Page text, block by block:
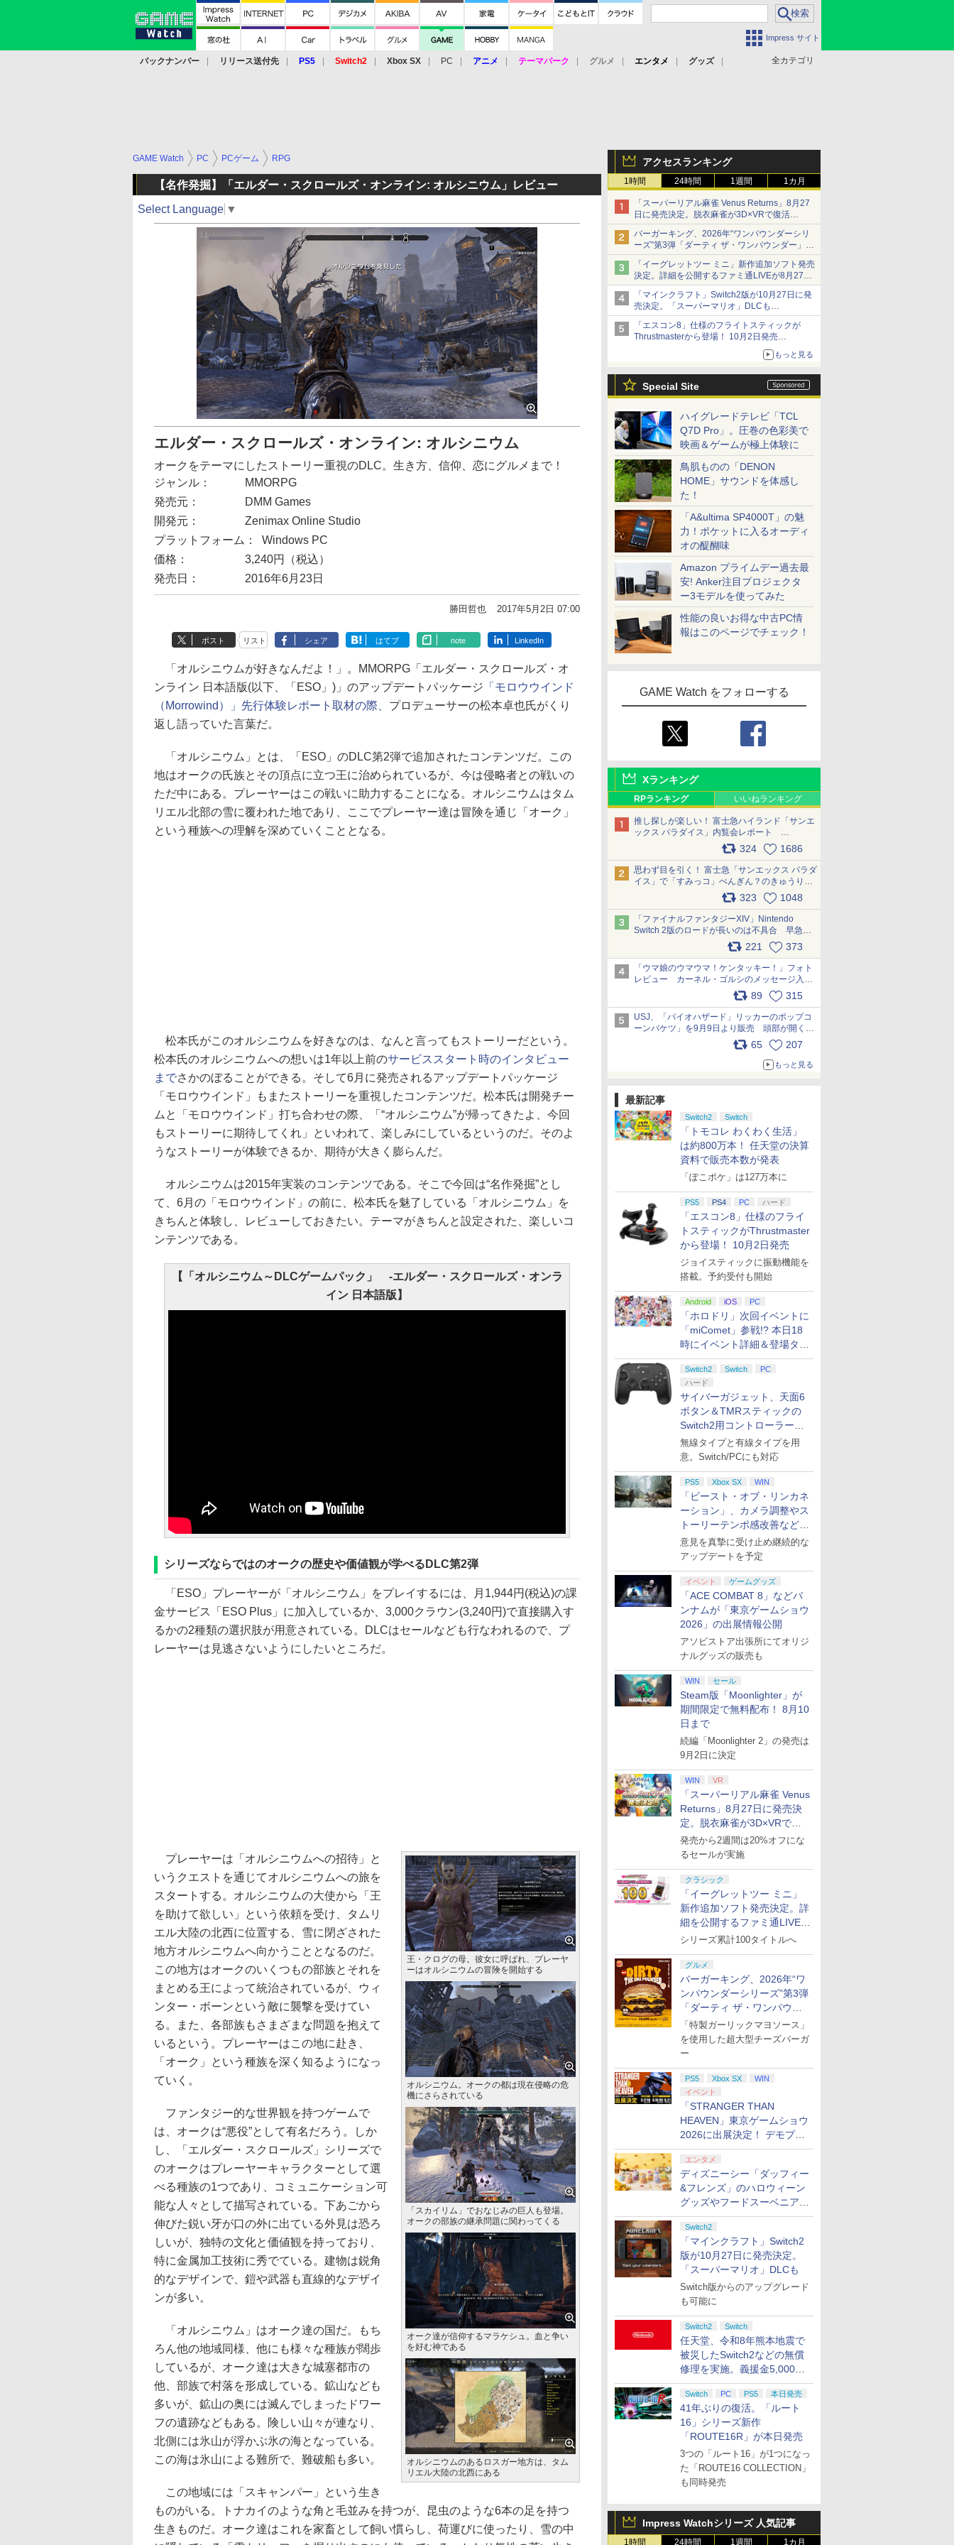
Impress サイト
全カテゴリ
バックナンバー リリース送付先 PS5 Switch2 Xbox SX PC アニメ テーマパーク グルメ エンタメ
グッズ
アクセスランキング
1時間 24時間 1週間 1カ月
「スーパーリアル麻雀 Venus Returns」8月27
日に発売決定。脱衣麻雀が3D×VRで復活
発売から2週間は20%オフになるセールが実施
バーガーキング、2026年“ワンパウンダーシリ
ーズ”第3弾「ダーティ ザ・ワンパウンダー」を
8月7日発売
「特製ガーリックマヨソース」を使用した超大
型チーズバーガー
「イーグレットツー ミニ」新作追加ソフト発売
決定。詳細を公開するファミ通LIVEが8月27日
20時から配信
シリーズ累計100タイトルへ
「マインクラフト」Switch2版が10月27日に発
売決定。「スーパーマリオ」DLCも
Switch版からのアップグレードも可能に
「エスコン8」仕様のフライトスティックが
Thrustmasterから登場！ 10月2日発売
ジョイスティックに振動機能を搭載。予約受付
もっと見る
Special Site
ハイグレードテレビ「TCL
Q7D Pro」。圧巻の色彩美で
映画＆ゲームが極上体験に
鳥肌ものの「DENON
HOME」サウンドを体感し
た！
「A&ultima SP4000T」の魅
力！ポケットに入るオーディ
オの醍醐味
Amazon プライムデー過去最
安! Anker注目プロジェクタ
ー3モデルを使ってみた
性能の良いお得な中古PC情
報はこのページでチェック！
GAME Watch をフォローする
Xランキング
RPランキング いいねランキング
推し探しが楽しい！ 富士急ハイランド「サンエ
ックス パラダイス」内覧会レポート
324 1686
思わず目を引く！ 富士急「サンエックス パラダ
イス」で「すみっコ」ぺんぎん？のきゅうりド
ッグを食べてみた イラストそのままのメニュ
ー化に挑戦。これが意外にもおいしい
pic.x.com/Kgl04hZaeg
323 1048
「ファイナルファンタジーXIV」Nintendo
Switch 2版のロードが長いのは不具合 早急に
アップデートできるよう対応中221 373
「ウマ娘のウマウマ！ケンタッキー！」フォト
レビュー カーネル・ゴルシのメッセージ入り
パッケージや描き下ろしトレカなどが登場
89 315
USJ、「バイオハザード」リッカーのポップコ
ーンバケツ」を9月9日より販売 頭部が開く仕
組み。味は恐怖を堪のう「味噌フレーバー」
65 207
もっと見る
最新記事
Switch2 Switch
「トモコレ わくわく生活」
は約800万本！ 任天堂の決算
資料で販売本数が発表
「ぽこポケ」は127万本に
PS5 PS4 PC ハード
「エスコン8」仕様のフライ
トスティックがThrustmaster
から登場！ 10月2日発売
ジョイスティックに振動機能を
搭載。予約受付も開始
Android iOS PC
「ホロドリ」次回イベントに
「miComet」参戦!? 本日18
時にイベント詳細＆登場タレ
ント公開
Switch2 Switch
PC
ハード
サイバーガジェット、天面6
ボタン＆TMRスティックの
Switch2用コントローラーを9
月下旬発売！
無線タイプと有線タイプを用
意。Switch/PCにも対応
PS5 Xbox SX WIN
「ビースト・オブ・リンカネ
ーション」、カメラ調整やス
トーリーテンポ感改善などの
アプデを1週間以内に実施
意見を真摯に受け止め継続的な
アップデートを予定
イベント ゲームグッズ
「ACE COMBAT 8」などバ
ンナムが「東京ゲームショウ
2026」の出展情報公開
アソビストア出張所にてオリジ
ナルグッズの販売も
WIN セール
Steam版「Moonlighter」が
期間限定で無料配布！ 8月10
日まで
続編「Moonlighter 2」の発売は
9月2日に決定
WIN VR
「スーパーリアル麻雀 Venus
Returns」8月27日に発売決
定。脱衣麻雀が3D×VRで復
活
発売から2週間は20%オフにな
るセールが実施
クラシック
「イーグレットツー ミニ」
新作追加ソフト発売決定。詳
細を公開するファミ通LIVEが
8月27日20時から配信
シリーズ累計100タイトルへ
グルメ
バーガーキング、2026年“ワ
ンパウンダーシリーズ”第3弾
「ダーティ ザ・ワンパウン
ダー」を8月7日発売
「特製ガーリックマヨソース」
を使用した超大型チーズバーガ
ー
PS5 Xbox SX
WIN
イベント
「STRANGER THAN
HEAVEN」東京ゲームショウ
2026に出展決定！ デモプレ
イや体験型展示も
エンタメ
ディズニーシー「ダッフィー
&フレンズ」のハロウィーン
グッズやフードスーベニアが
8月25日より発売
Switch2
「マインクラフト」Switch2
版が10月27日に発売決定。
「スーパーマリオ」DLCも
Switch版からのアップグレード
も可能に
Switch2 Switch
任天堂、令和8年熊本地震で
被災したSwitch2などの無償
修理を実施。義援金5,000万
円の寄付も発表
Switch PC PS5 本日発売
41年ぶりの復活。「ルート
16」シリーズ新作
「ROUTE16R」が本日発売
3つの「ルート16」が1つになっ
た「ROUTE16 COLLECTION」
も同時発売
Impress Watchシリーズ 人気記事
1時間 24時間 1週間 1カ月
GAME Watch PC PCゲーム RPG
【名作発掘】「エルダー・スクロールズ・オンライン: オルシニウム」レビュー
Select Language ▼
エルダー・スクロールズ・オンライン: オルシニウム
オークをテーマにしたストーリー重視のDLC。生き方、信仰、恋にグルメまで！
ジャンル：
MMORPG
発売元：
DMM Games
開発元：
Zenimax Online Studio
プラットフォーム：
Windows PC
価格：
3,240円（税込）
発売日：
2016年6月23日
勝田哲也 2017年5月2日 07:00
ポスト リスト シェア はてブ note LinkedIn
「オルシニウムが好きなんだよ！」。MMORPG「エルダー・スクロールズ・オ
ンライン 日本語版(以下、「ESO」)」のアップデートパッケージ 「モロウウインド
（Morrowind）」先行体験レポート取材の際、 プロデューサーの松本卓也氏がくり
返し語っていた言葉だ。
「オルシニウム」とは、「ESO」のDLC第2弾で追加されたコンテンツだ。この
地はオークの氏族とその頂点に立つ王に治められているが、今は侵略者との戦いの
ただ中にある。プレーヤーはこの戦いに助力することになる。オルシニウムはタム
リエル北部の雪に覆われた地であり、ここでプレーヤー達は冒険を通じ「オーク」
という種族への理解を深めていくこととなる。
松本氏がこのオルシニウムを好きなのは、なんと言ってもストーリーだという。
松本氏のオルシニウムへの想いは1年以上前のサービススタート時のインタビュー
までさかのぼることができる。そして6月に発売されるアップデートパッケージ
「モロウウインド」もまたストーリーを重視したコンテンツだ。松本氏は開発チー
ムと「モロウウインド」打ち合わせの際、「“オルシニウム”が帰ってきたよ、今回
もストーリーに期待してくれ」といわれて、楽しみにしているというのだ。そのよ
うなストーリーが体験できるか、期待が大きく膨らんだ。
オルシニウムは2015年実装のコンテンツである。そこで今回は“名作発掘”とし
て、6月の「モロウウインド」の前に、松本氏を魅了している「オルシニウム」を
きちんと体験し、レビューしておきたい。テーマがきちんと設定された、楽しいコ
ンテンツである。
【「オルシニウム～DLCゲームパック」 -エルダー・スクロールズ・オンラ
イン 日本語版】
シリーズならではのオークの歴史や価値観が学べるDLC第2弾
「ESO」プレーヤーが「オルシニウム」をプレイするには、月1,944円(税込)の課
金サービス「ESO Plus」に加入しているか、3,000クラウン(3,240円)で直接購入す
るかの2種類の選択肢が用意されている。DLCはセールなども行なわれるので、プ
レーヤーは見逃さないようにしたいところだ。
王・クログの母。彼女に呼ばれ、プレーヤ
ーはオルシニウムの冒険を開始する
オルシニウム。オークの都は現在侵略の危
機にさらされている
「スカイリム」でおなじみの巨人も登場。
オークの部族の継承問題に関わってくる
オーク達が信仰するマラケシュ。血と争い
を好む神である
オルシニウムのあるロスガー地方は、タム
リエル大陸の北西にある
プレーヤーは「オルシニウムへの招待」と
いうクエストを通じてオルシニウムへの旅を
スタートする。オルシニウムの大使から「王
を助けて欲しい」という依頼を受け、タムリ
エル大陸の北西に位置する、雪に閉ざされた
地方オルシニウムへ向かうこととなるのだ。
この地方はオークのいくつもの部族とそれを
まとめる王によって統治されているが、ウィ
ンター・ボーンという敵に襲撃を受けてい
る。また、各部族もさまざまな問題を抱えて
いるという。プレーヤーはこの地に赴き、
「オーク」という種族を深く知るようになっ
ていく。
ファンタジー的な世界観を持つゲームで
は、オークは“悪役”として有名だろう。しか
し、「エルダー・スクロールズ」シリーズで
のオークはプレーヤーキャラクターとして選
べる種族の1つであり、コミュニケーション可
能な人々として描写されている。下あごから
伸びた鋭い牙が口の外に出ている外見は恐ろ
しいが、独特の文化と価値観を持っており、
特に金属加工技術に秀でている。建物は鋭角
的なデザインで、鎧や武器も直線的なデザイ
ンが多い。
「オルシニウム」はオーク達の国だ。もち
ろん他の地域同様、他にも様々な種族が闊歩
しているが、オーク達は大きな城塞都市の
他、部族で村落を形成している。鉱山なども
多いが、鉱山の奥には滅んでしまったドワー
フの遺跡などもある。険しい山々が連なり、
北側には氷山が浮かぶ氷の海となっている。
この海は氷山による難所で、難破船も多い。
この地域には「スキャンパー」という生き
ものがいる。トナカイのような角と毛並みを持つが、昆虫のような6本の足を持つ
生きものだ。オーク達はこれを家畜として飼い慣らし、荷運びに使ったり、雪の中